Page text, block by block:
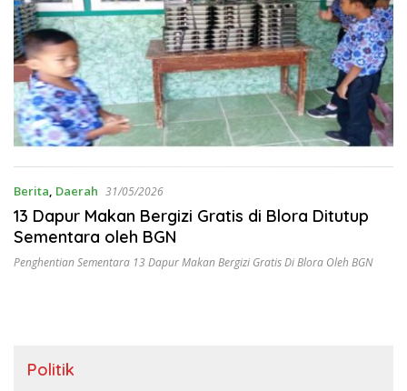
Berita, Daerah 31/05/2026
13 Dapur Makan Bergizi Gratis di Blora Ditutup
Sementara oleh BGN
Penghentian Sementara 13 Dapur Makan Bergizi Gratis Di Blora Oleh BGN
Politik